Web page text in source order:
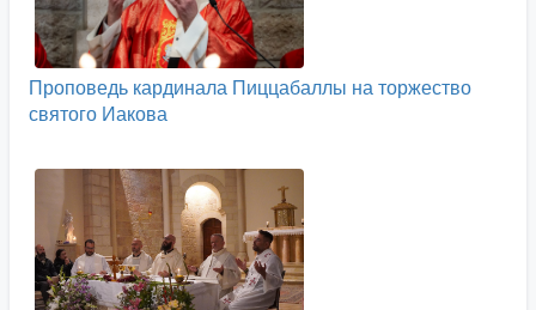
Проповедь кардинала Пиццабаллы на торжество
святого Иакова